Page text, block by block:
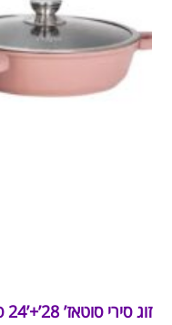
זוג סירי סוטאז’ 28’+’24 ס”מ ROSO